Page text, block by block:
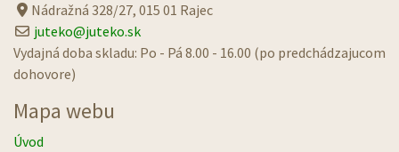
Nádražná 328/27, 015 01 Rajec
juteko@juteko.sk
Vydajná doba skladu: Po - Pá 8.00 - 16.00 (po predchádzajucom
dohovore)
Mapa webu
Úvod